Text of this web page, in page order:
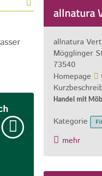
allnatura
allnatura
Mögglinger
73540
Homepage
Handel mit
Kategorie
mehr